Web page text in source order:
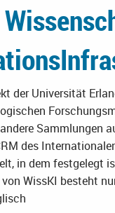
der Universität
Sammlungen
des
in dem festgelegt
WissKI besteht